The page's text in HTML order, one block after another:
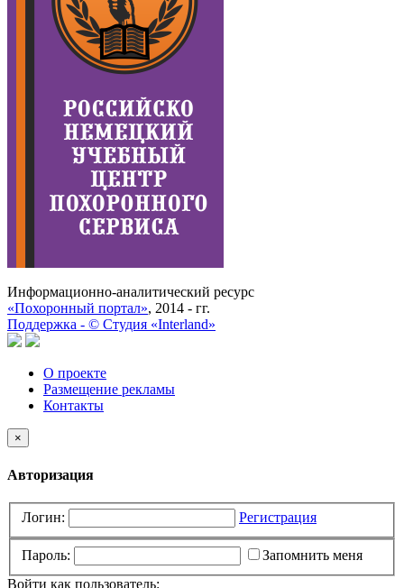
Информационно-аналитический ресурс
«Похоронный портал», 2014 - гг.
Поддержка - © Cтудия «Interland»
О проекте
Размещение рекламы
Контакты
×
Авторизация
Логин: Регистрация
Пароль:
Запомнить меня
Войти как пользователь: